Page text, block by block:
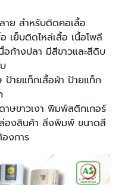
ย สำหรับติดคอเสื้อ
เย็บติดไหล่เสื้อ เนื้อโพลี
ก้างปลา มีสีขาวและสีดิบ
ป้ายแท็กเสื้อผ้า ป้ายแท็ก
าษขาวเงา พิมพ์สติกเกอร์
องสินค้า สิ่งพิมพ์ ขนาดสี
งการ